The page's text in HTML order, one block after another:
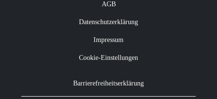
AGB
Datenschutzerklärung
Impressum
Cookie-Einstellungen
Barrierefreiheitserklärung